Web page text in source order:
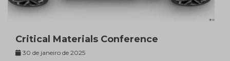
Critical Materials Conference
30 de janeiro de 2025